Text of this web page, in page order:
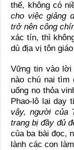
thế, không có
cho việc giảng
trở nên công
xác tín, thì
dù địa vị tôn
Vững tin vào lời
nào chú nai tìm
uống no thỏa
Phao-lô lại dạy
vậy, người của
trang bị đầy đủ
của ba bài đọc,
lành các con